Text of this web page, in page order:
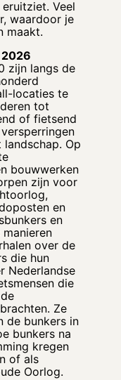
Veel
waardoor je
maakt.
zijn langs de
locaties te
tot
of fietsend
Op
bouwwerken
zijn voor
en
en
over de
die hun
Nederlandse
die
Ze
de bunkers in
bunkers na
kregen
of als
Oorlog.